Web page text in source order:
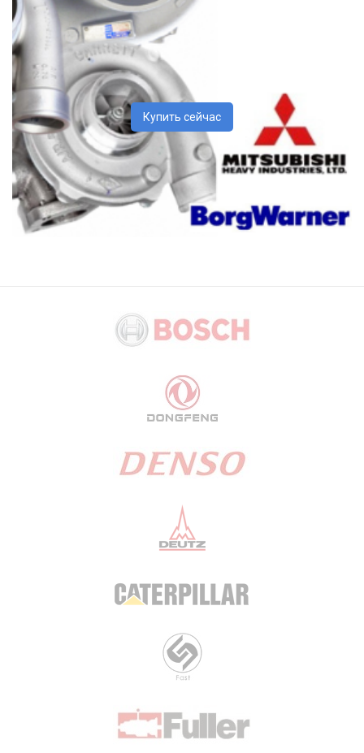
Купить сейчас